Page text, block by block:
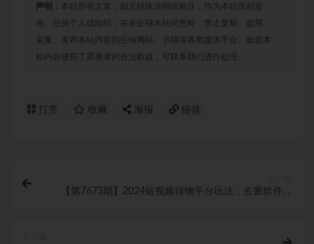
声明： 本站所有文章，如无特殊说明或标注，均为本站原创发
布。任何个人或组织，在未征得本站同意时，禁止复制、盗用、
采集、发布本站内容到任何网站、书籍等各类媒体平台。如若本
站内容侵犯了原著者的合法权益，可联系我们进行处理。
打赏 收藏 海报 链接
【第7673期】2024短视频得物平台玩法，去重软件加